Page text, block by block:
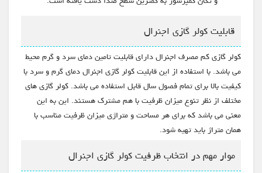
قابلیت کولر گازی اجنرال
کولر گازی کم مصرف اجنرال دارای قابلیت تامین دمای سرد و گرم محیط
می باشد. با استفاده از این قابلیت کولر گازی اجنرال دمای گرم و سرد با
کیفیت بالا برای تمام فصول سال قابل استفاده می باشد. کولر گازی های
مختلف از نظر تنوع میزان ظرفیت با هم مشترک هستند. این به این
معنی می باشد که برای هر مساحت و متراژی میزان ظرفیت مناسب با
همان متراژ باید تهیه شود.
موار مهم در انتخاب ظرفیت کولر گازی اجنرال